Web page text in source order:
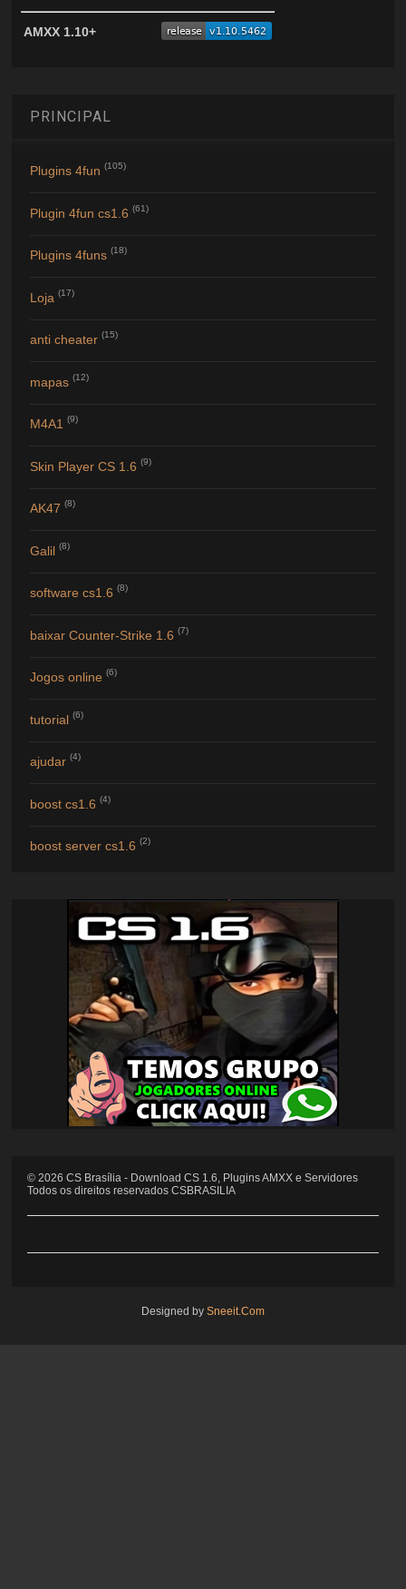
AMXX 1.10+
PRINCIPAL
Plugins 4fun (105)
Plugin 4fun cs1.6 (61)
Plugins 4funs (18)
Loja (17)
anti cheater (15)
mapas (12)
M4A1 (9)
Skin Player CS 1.6 (9)
AK47 (8)
Galil (8)
software cs1.6 (8)
baixar Counter-Strike 1.6 (7)
Jogos online (6)
tutorial (6)
ajudar (4)
boost cs1.6 (4)
boost server cs1.6 (2)
©2026 CS Brasília - Download CS 1.6, Plugins AMXX e Servidores
Todos os direitos reservados CSBRASILIA
Designed by Sneeit.Com